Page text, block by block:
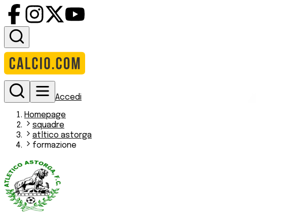
Accedi
Homepage
squadre
atltico astorga
formazione